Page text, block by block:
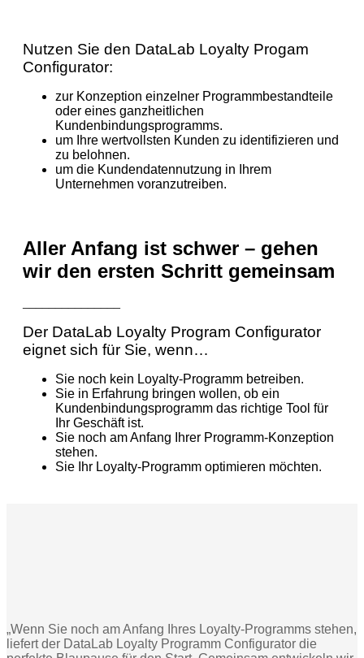
Nutzen Sie den DataLab Loyalty Progam
Configurator:
zur Konzeption einzelner Programmbestandteile
oder eines ganzheitlichen
Kundenbindungsprogramms.
um Ihre wertvollsten Kunden zu identifizieren und
zu belohnen.
um die Kundendatennutzung in Ihrem
Unternehmen voranzutreiben.
Aller Anfang ist schwer – gehen
wir den ersten Schritt gemeinsam
Der DataLab Loyalty Program Configurator
eignet sich für Sie, wenn…
Sie noch kein Loyalty-Programm betreiben.
Sie in Erfahrung bringen wollen, ob ein
Kundenbindungsprogramm das richtige Tool für
Ihr Geschäft ist.
Sie noch am Anfang Ihrer Programm-Konzeption
stehen.
Sie Ihr Loyalty-Programm optimieren möchten.
„Wenn Sie noch am Anfang Ihres Loyalty-Programms stehen,
liefert der DataLab Loyalty Programm Configurator die